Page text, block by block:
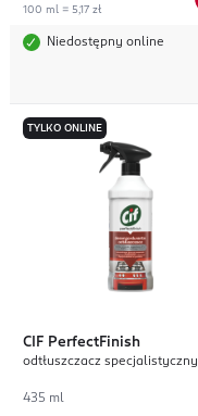
100 ml = 5,17 zł
Niedostępny online
TYLKO ONLINE
CIF PerfectFinish
odtłuszczacz specjalistyczny
435 ml